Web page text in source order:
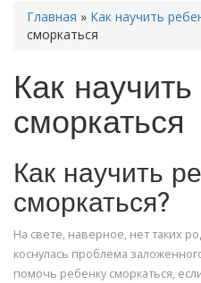
Главная » Как научить
сморкаться
Как
сморкаться
Как научить
сморкаться?
На свете, наверное, нет таких
коснулась проблема
помочь ребенку сморкаться,